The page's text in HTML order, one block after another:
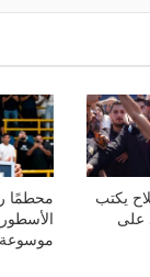
يكتب
على
محطمًا